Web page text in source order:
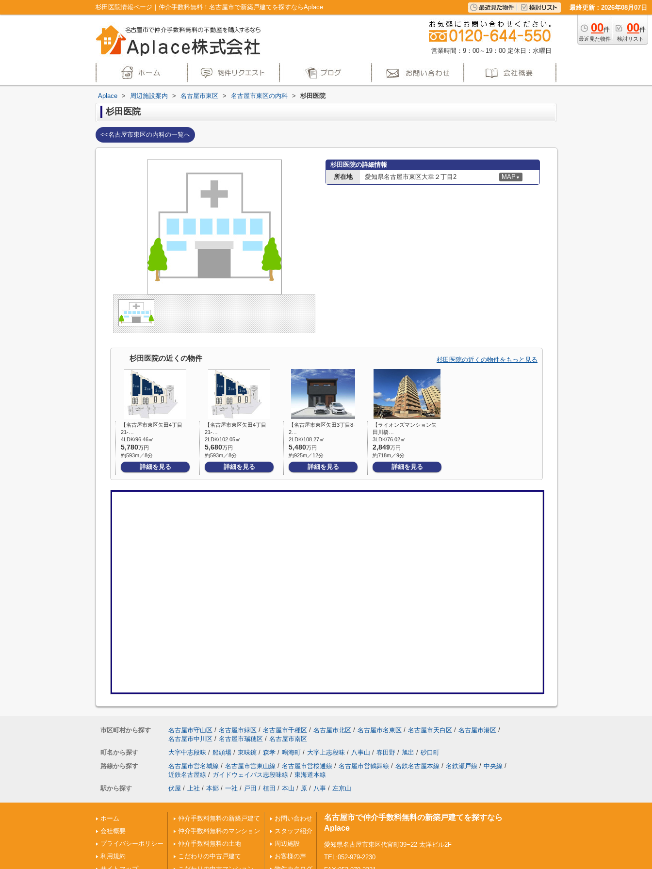
杉田医院情報ページ｜仲介手数料無料！名古屋市で新築戸建てを探すならAplace 最終更新：2026年08月07日
00件
最近見た物件
00件
検討リスト
営業時間：9：00～19：00 定休日：水曜日
Aplace > 周辺施設案内 > 名古屋市東区 > 名古屋市東区の内科 > 杉田医院
杉田医院
<<名古屋市東区の内科の一覧へ
杉田医院の詳細情報
所在地
愛知県名古屋市東区大幸２丁目2 MAP ▼
杉田医院の近くの物件 杉田医院の近くの物件をもっと見る
【名古屋市東区矢田4丁目
21-…
4LDK/96.46㎡
5,780万円
約593m／8分
詳細を見る
【名古屋市東区矢田4丁目
21-…
2LDK/102.05㎡
5,680万円
約593m／8分
詳細を見る
【名古屋市東区矢田3丁目8-
2…
2LDK/108.27㎡
5,480万円
約925m／12分
詳細を見る
【ライオンズマンション矢
田川橋…
3LDK/76.02㎡
2,849万円
約718m／9分
詳細を見る
市区町村から探す 名古屋市守山区 / 名古屋市緑区 / 名古屋市千種区 / 名古屋市北区 / 名古屋市名東区 / 名古屋市天白区 / 名古屋市港区 /
名古屋市中川区 / 名古屋市瑞穂区 / 名古屋市南区
町名から探す
大字中志段味 / 船頭場 / 東味鋺 / 森孝 / 鳴海町 / 大字上志段味 / 八事山 / 春田野 / 旭出 / 砂口町
路線から探す
名古屋市営名城線 / 名古屋市営東山線 / 名古屋市営桜通線 / 名古屋市営鶴舞線 / 名鉄名古屋本線 / 名鉄瀬戸線 / 中央線 /
近鉄名古屋線 / ガイドウェイバス志段味線 / 東海道本線
駅から探す
伏屋 / 上社 / 本郷 / 一社 / 戸田 / 植田 / 本山 / 原 / 八事 / 左京山
ホーム
会社概要
プライバシーポリシー
利用規約
仲介手数料無料の新築戸建て
仲介手数料無料のマンション
仲介手数料無料の土地
こだわりの中古戸建て
お問い合わせ
スタッフ紹介
周辺施設
お客様の声
名古屋市で仲介手数料無料の新築戸建てを探すなら
Aplace
愛知県名古屋市東区代官町39−22 太洋ビル2F
TEL:052-979-2230